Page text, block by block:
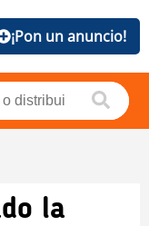
¡Pon un anuncio!
la